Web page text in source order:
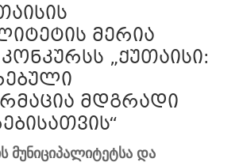
მერია
„ქუთაისი:
მდგრადი
მუნიციპალიტეტსა და